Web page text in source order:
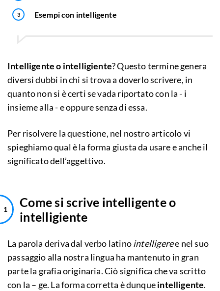
Esempi con intelligente
Intelligente o intelligiente? Questo termine genera
diversi dubbi in chi si trova a doverlo scrivere, in
quanto non si è certi se vada riportato con la - i
insieme alla - e oppure senza di essa.
Per risolvere la questione, nel nostro articolo vi
spieghiamo qual è la forma giusta da usare e anche il
significato dell’aggettivo.
Come si scrive intelligente o
intelligiente
La parola deriva dal verbo latinointelligeree nel suo
passaggio alla nostra lingua ha mantenuto in gran
parte la grafia originaria. Ciò significa che va scritto
con la – ge. La forma corretta è dunqueintelligente.